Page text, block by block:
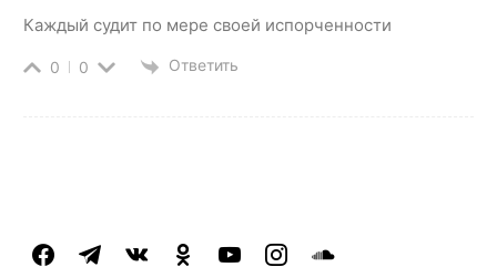
Каждый судит по мере своей испорченности
0 0 Ответить
facebooktelegramvkontakteodnoklassniki
youtubeinstagramsoundcloud